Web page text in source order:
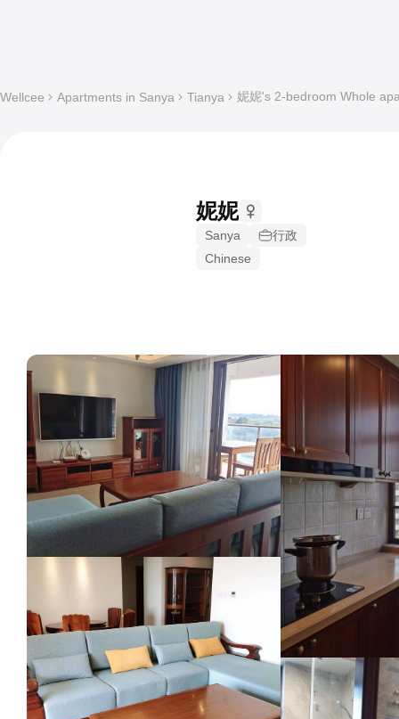
Wellcee Apartments in Sanya Tianya 妮妮's 2-bedroom Whole
妮妮
Sanya
行政
Chinese